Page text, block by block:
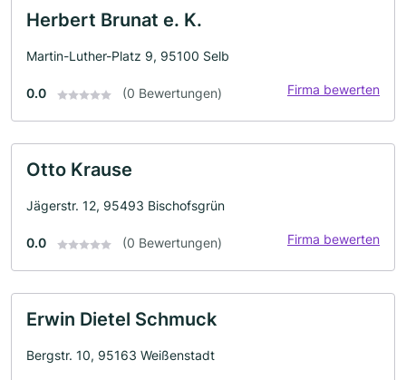
Herbert Brunat e. K.
Martin-Luther-Platz 9, 95100 Selb
0.0 (0 Bewertungen) Firma bewerten
Otto Krause
Jägerstr. 12, 95493 Bischofsgrün
0.0 (0 Bewertungen) Firma bewerten
Erwin Dietel Schmuck
Bergstr. 10, 95163 Weißenstadt